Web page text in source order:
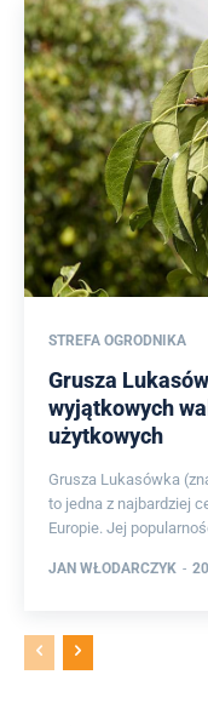
STREFA OGRODNIKA
Grusza
wyjątkowych
użytkowych
Grusza Lukasówka
to jedna z najbardziej
Europie. Jej
JAN WŁODARCZYK -